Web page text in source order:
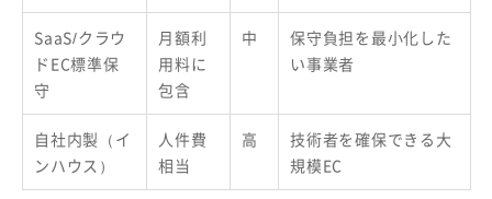
SaaS/クラウ
ドEC標準保
守
月額利
用料に
包含
中
保守負担を最小化した
い事業者
自社内製（イ
ンハウス）
人件費
相当
高
技術者を確保できる大
規模EC